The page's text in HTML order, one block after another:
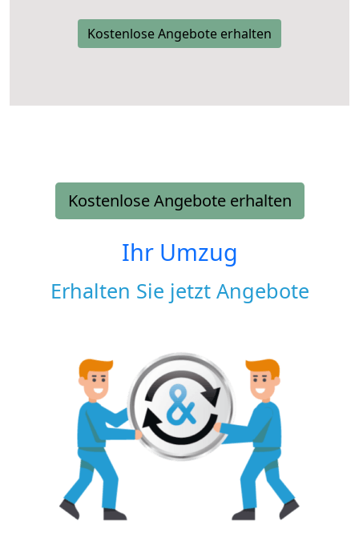
Kostenlose Angebote erhalten
Kostenlose Angebote erhalten
Ihr Umzug
Erhalten Sie jetzt Angebote